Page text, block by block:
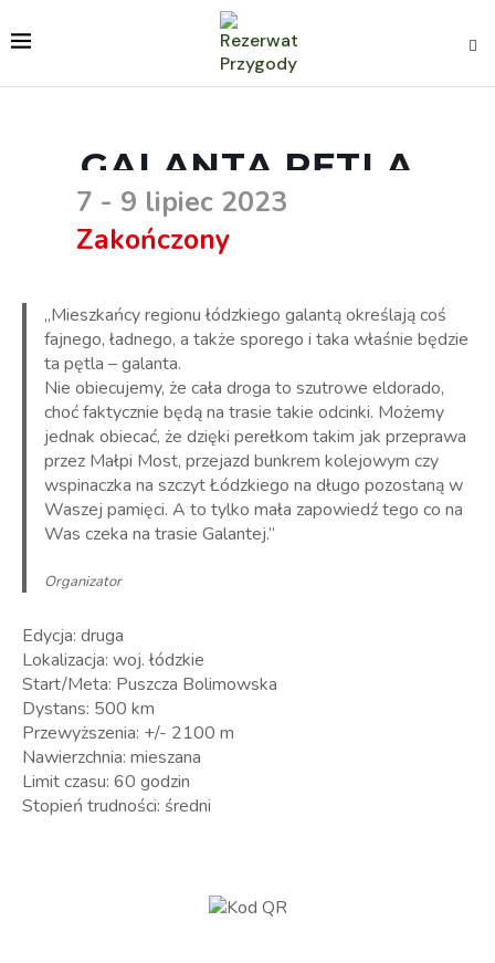
GALANTA PĘTLA
7 - 9 lipiec 2023
Zakończony
„Mieszkańcy regionu łódzkiego galantą określają coś
fajnego, ładnego, a także sporego i taka właśnie będzie
ta pętla – galanta.
Nie obiecujemy, że cała droga to szutrowe eldorado,
choć faktycznie będą na trasie takie odcinki. Możemy
jednak obiecać, że dzięki perełkom takim jak przeprawa
przez Małpi Most, przejazd bunkrem kolejowym czy
wspinaczka na szczyt Łódzkiego na długo pozostaną w
Waszej pamięci. A to tylko mała zapowiedź tego co na
Was czeka na trasie Galantej.”
Organizator
Edycja: druga
Lokalizacja: woj. łódzkie
Start/Meta: Puszcza Bolimowska
Dystans: 500 km
Przewyższenia: +/- 2100 m
Nawierzchnia: mieszana
Limit czasu: 60 godzin
Stopień trudności: średni